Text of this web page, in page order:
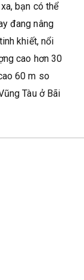
bạn có thể
đang nâng
khiết, nổi
cao hơn 30
60 m so
Tàu ở Bãi